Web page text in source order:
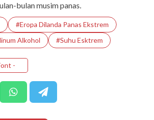
bulan musim panas.
#Eropa Dilanda Panas Ekstrem
Alkohol
#Suhu Esktrem
-